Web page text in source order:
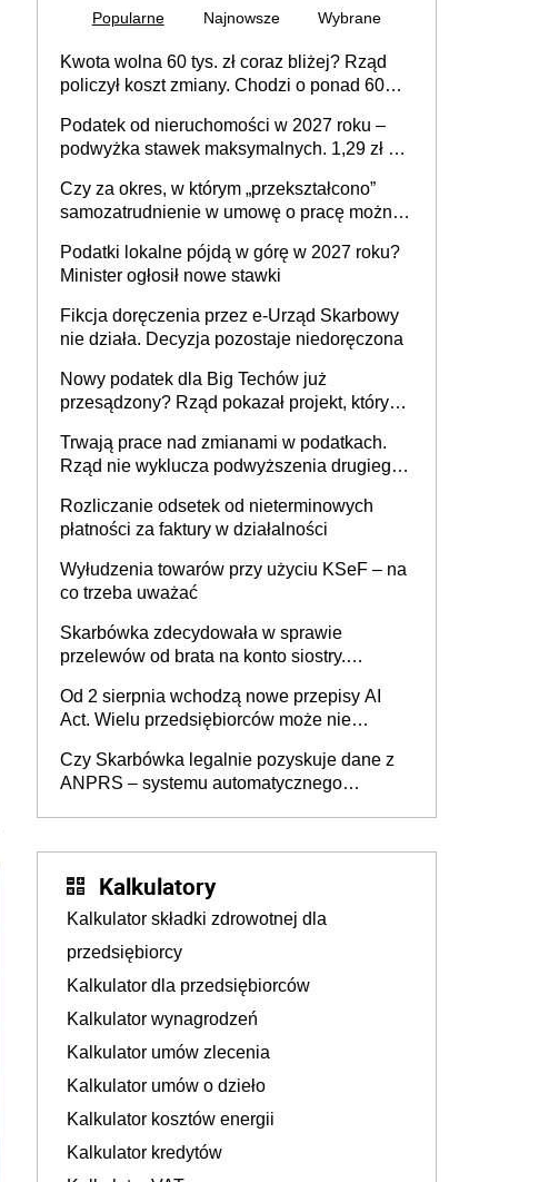
Popularne Najnowsze Wybrane
Kwota wolna 60 tys. zł coraz bliżej? Rząd
policzył koszt zmiany. Chodzi o ponad 60
Podatek od nieruchomości w 2027 roku –
podwyżka stawek maksymalnych. 1,29 zł za
budynków i lokali związanych z
prowadzeniem działalności gospodarczej
Czy za okres, w którym „przekształcono”
samozatrudnienie w umowę o pracę można
umowy cywilnoprawnej jedynym
racjonalnym wyjściem
Podatki lokalne pójdą w górę w 2027 roku?
Minister ogłosił nowe stawki
Fikcja doręczenia przez e-Urząd Skarbowy
nie działa. Decyzja pozostaje niedoręczona
Nowy podatek dla Big Techów już
przesądzony? Rząd pokazał projekt, który
Trwają prace nad zmianami w podatkach.
Rząd nie wyklucza podwyższenia drugiego
Rozliczanie odsetek od nieterminowych
płatności za faktury w działalności
Wyłudzenia towarów przy użyciu KSeF – na
co trzeba uważać
Skarbówka zdecydowała w sprawie
przelewów od brata na konto siostry.
darowizna, ale podatku jednak nie będzie
Od 2 sierpnia wchodzą nowe przepisy AI
Act. Wielu przedsiębiorców może nie
Czy Skarbówka legalnie pozyskuje dane z
ANPRS – systemu automatycznego
Kalkulatory
Kalkulator składki zdrowotnej dla
przedsiębiorcy
Kalkulator dla przedsiębiorców
Kalkulator wynagrodzeń
Kalkulator umów zlecenia
Kalkulator umów o dzieło
Kalkulator kosztów energii
Kalkulator kredytów